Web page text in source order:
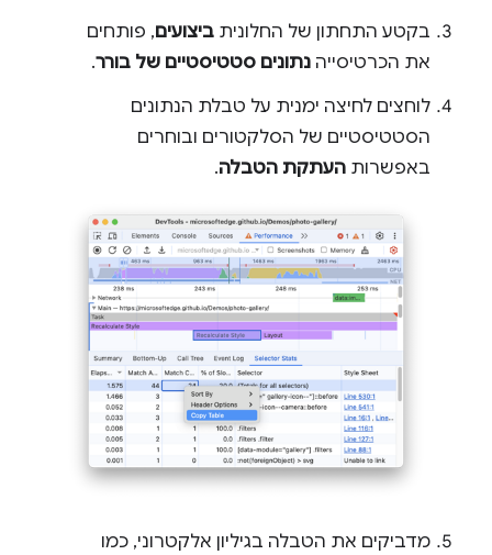
בקטע התחתון של החלונית ביצועים, פותחים
את הכרטיסייה נתונים סטטיסטיים של בורר.
לוחצים לחיצה ימנית על טבלת הנתונים
הסטטיסטיים של הסלקטורים ובוחרים
באפשרות העתקת הטבלה.
מדביקים את הטבלה בגיליון אלקטרוני, כמו